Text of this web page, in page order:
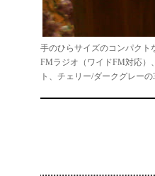
手のひらサイズのコンパクト
FMラジオ（ワイドFM対応）
ト、チェリー/ダークグレー